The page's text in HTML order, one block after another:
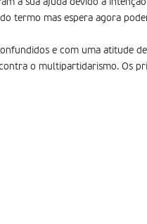
a sua ajuda devido à
termo mas espera agora
e com uma atitude
o multipartidarismo. Os